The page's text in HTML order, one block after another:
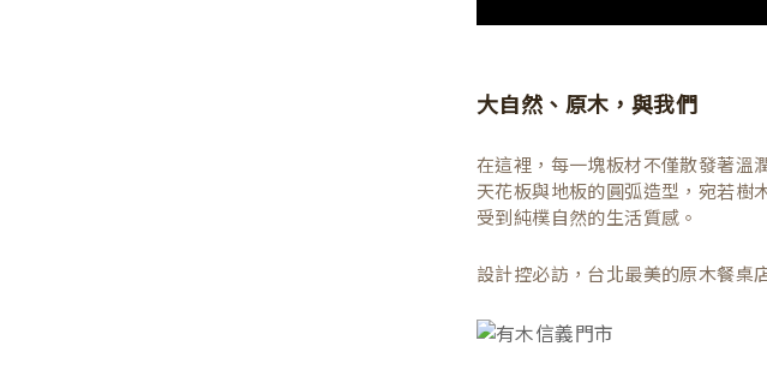
大自然、原木，與我們
在這裡，每一塊板材不僅散發著溫
天花板與地板的圓弧造型，宛若樹
受到純樸自然的生活質感。
設計控必訪，台北最美的原木餐桌